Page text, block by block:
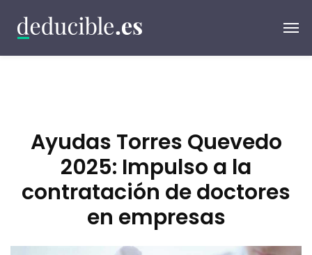
Ayudas Torres Quevedo
2025: Impulso a la
contratación de doctores
en empresas